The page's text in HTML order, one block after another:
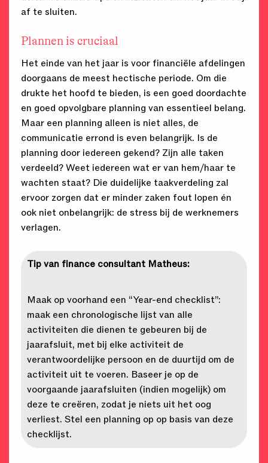
af te sluiten.
Plannen is cruciaal
Het einde van het jaar is voor financiële afdelingen
doorgaans de meest hectische periode. Om die
drukte het hoofd te bieden, is een goed doordachte
en goed opvolgbare planning van essentieel belang.
Maar een planning alleen is niet alles, de
communicatie errond is even belangrijk. Is de
planning door iedereen gekend? Zijn alle taken
verdeeld? Weet iedereen wat er van hem/haar te
wachten staat? Die duidelijke taakverdeling zal
ervoor zorgen dat er minder zaken fout lopen én
ook niet onbelangrijk: de stress bij de werknemers
verlagen.
Tip van finance consultant Matheus:
Maak op voorhand een “Year-end checklist”:
maak een chronologische lijst van alle
activiteiten die dienen te gebeuren bij de
jaarafsluit, met bij elke activiteit de
verantwoordelijke persoon en de duurtijd om de
activiteit uit te voeren. Baseer je op de
voorgaande jaarafsluiten (indien mogelijk) om
deze te creëren, zodat je niets uit het oog
verliest. Stel een planning op op basis van deze
checklijst.